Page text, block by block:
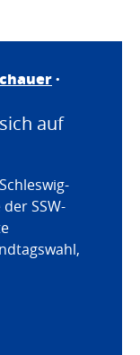
·
auf
SSW-